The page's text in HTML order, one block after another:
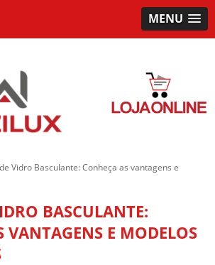
MENU
Vidro Basculante: Conheça as vantagens e
BASCULANTE:
VANTAGENS E MODELOS